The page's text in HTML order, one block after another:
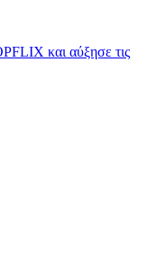
και αύξησε τις